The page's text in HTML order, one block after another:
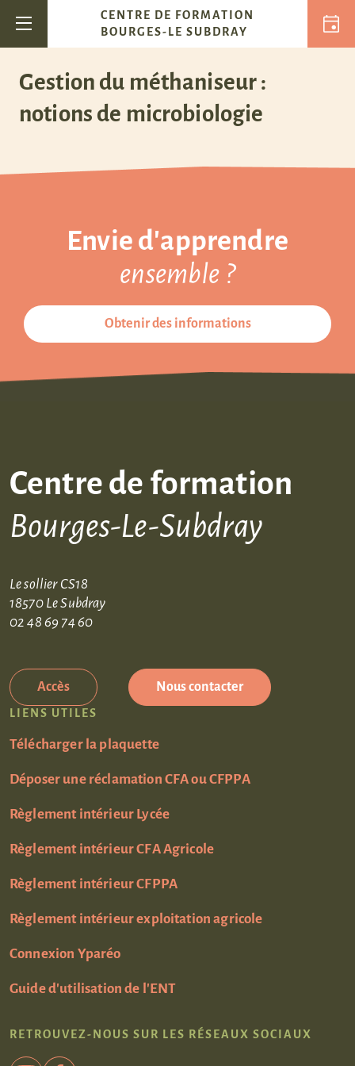
Navigation principale
CENTRE DE FORMATION
BOURGES-LE SUBDRAY
Gestion du méthaniseur :
notions de microbiologie
Envie d'apprendre
ensemble ?
Obtenir des informations
Centre de formation
Bourges-Le-Subdray
Le sollier CS18
18570 Le Subdray
02 48 69 74 60
Accès Nous contacter
LIENS UTILES
Télécharger la plaquette
Déposer une réclamation CFA ou CFPPA
Règlement intérieur Lycée
Règlement intérieur CFA Agricole
Règlement intérieur CFPPA
Règlement intérieur exploitation agricole
Connexion Yparéo
Guide d'utilisation de l'ENT
RETROUVEZ-NOUS SUR LES RÉSEAUX SOCIAUX